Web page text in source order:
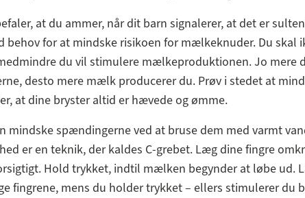
at du ammer, når dit barn signalerer, at det er
behov for at mindske risikoen for mælkeknuder. Du skal
du vil stimulere mælkeproduktionen. Jo mere
desto mere mælk producerer du. Prøv i stedet at
at dine bryster altid er hævede og ømme.
mindske spændingerne ved at bruse dem med varmt
er en teknik, der kaldes C-grebet. Læg dine fingre
Hold trykket, indtil mælken begynder at løbe ud.
fingrene, mens du holder trykket – ellers stimulerer du